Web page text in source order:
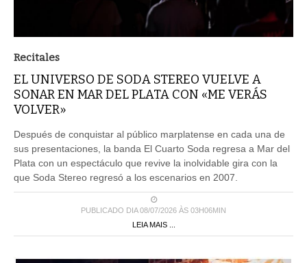
Recitales
EL UNIVERSO DE SODA STEREO VUELVE A
SONAR EN MAR DEL PLATA CON «ME VERÁS
VOLVER»
Después de conquistar al público marplatense en cada una de
sus presentaciones, la banda El Cuarto Soda regresa a Mar del
Plata con un espectáculo que revive la inolvidable gira con la
que Soda Stereo regresó a los escenarios en 2007.
PUBLICADO DIA 08/07/2026 ÀS 03H06MIN
LEIA MAIS ...